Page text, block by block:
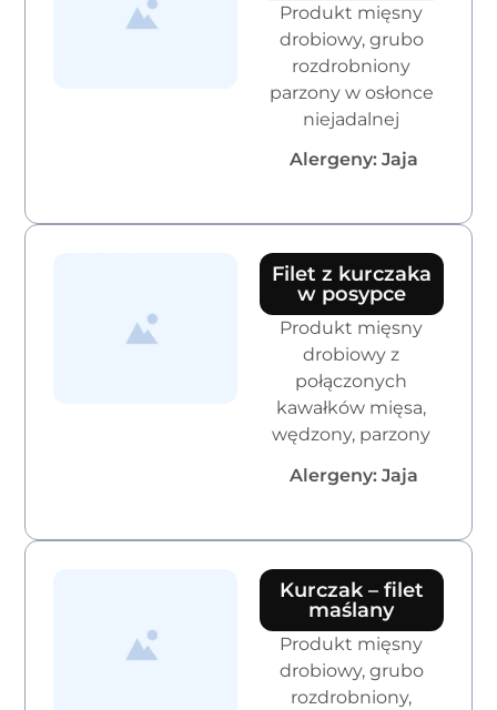
Produkt mięsny
drobiowy, grubo
rozdrobniony
parzony w osłonce
niejadalnej
Alergeny: Jaja
Filet z kurczaka
w posypce
Produkt mięsny
drobiowy z
połączonych
kawałków mięsa,
wędzony, parzony
Alergeny: Jaja
Kurczak – filet
maślany
Produkt mięsny
drobiowy, grubo
rozdrobniony,